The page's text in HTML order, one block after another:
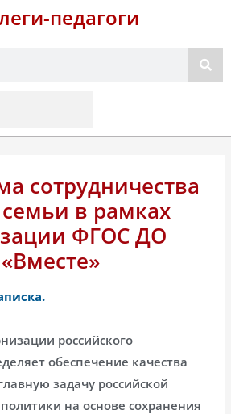
педагоги
сотрудничества
в рамках
ФГОС ДО
«Вместе»
российского
обеспечение качества
задачу российской
на основе сохранения